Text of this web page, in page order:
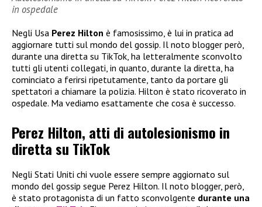
in ospedale
Negli Usa Perez Hilton è famosissimo, è lui in pratica ad
aggiornare tutti sul mondo del gossip. Il noto blogger però,
durante una diretta su TikTok, ha letteralmente sconvolto
tutti gli utenti collegati, in quanto, durante la diretta, ha
cominciato a ferirsi ripetutamente, tanto da portare gli
spettatori a chiamare la polizia. Hilton è stato ricoverato in
ospedale. Ma vediamo esattamente che cosa è successo.
Perez Hilton, atti di autolesionismo in
diretta su TikTok
Negli Stati Uniti chi vuole essere sempre aggiornato sul
mondo del gossip segue Perez Hilton. Il noto blogger, però,
è stato protagonista di un fatto sconvolgente durante una